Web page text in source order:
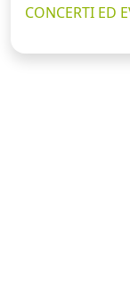
CONCERTI ED